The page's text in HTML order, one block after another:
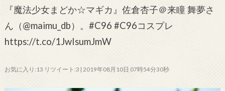
『魔法少女まどか☆マギカ』佐倉杏子＠来瞳 舞夢さ
ん（@maimu_db）。#C96 #C96コスプレ
https://t.co/1JwIsumJmW
お気に入り:13 リツイート:3 | 2019年08月10日 07時54分30秒